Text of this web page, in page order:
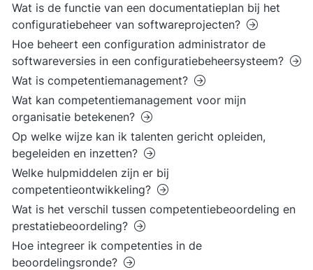
Wat is de functie van een documentatieplan bij het
configuratiebeheer van softwareprojecten?
Hoe beheert een configuration administrator de
softwareversies in een configuratiebeheersysteem?
Wat is competentiemanagement?
Wat kan competentiemanagement voor mijn
organisatie betekenen?
Op welke wijze kan ik talenten gericht opleiden,
begeleiden en inzetten?
Welke hulpmiddelen zijn er bij
competentieontwikkeling?
Wat is het verschil tussen competentiebeoordeling en
prestatiebeoordeling?
Hoe integreer ik competenties in de
beoordelingsronde?